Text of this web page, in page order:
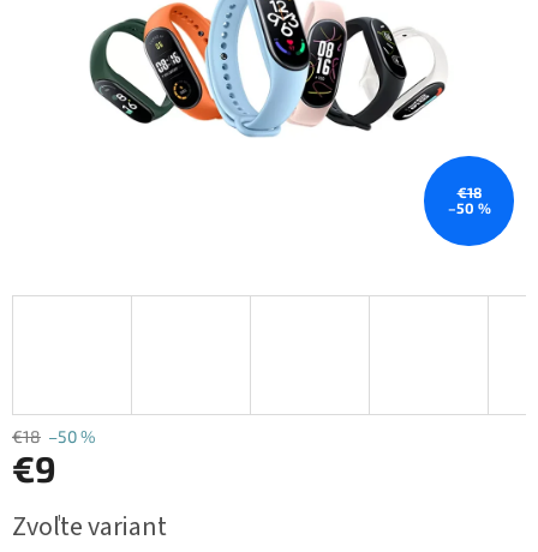
€18
–50 %
€18 –50 %
€9
cena:
Zvoľte variant